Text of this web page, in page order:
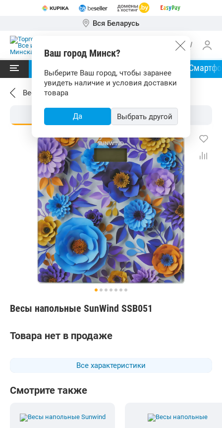
Вся Беларусь
Ваш город Минск?
Выберите Ваш город, чтобы заранее
увидеть наличие и условия доставки
товара
Да Выбрать другой
Читать в
Весы напольные
Весы напольные SunWind SSB051
Все характеристики
Товара нет в продаже
Смотрите также